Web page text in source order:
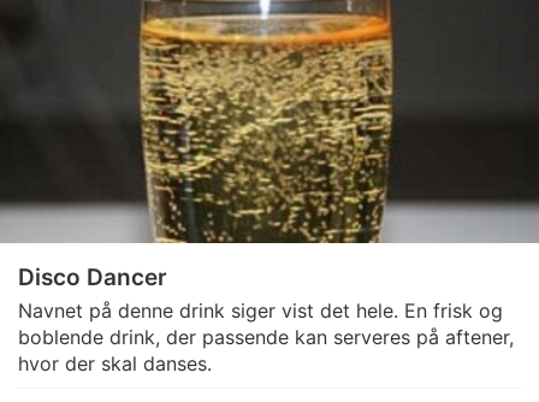
Disco Dancer
Navnet på denne drink siger vist det hele. En frisk og
boblende drink, der passende kan serveres på aftener,
hvor der skal danses.